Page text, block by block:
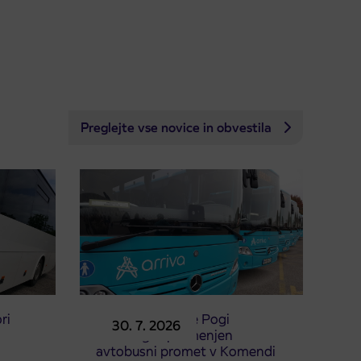
Preglejte vse novice in obvestila
30. 7. 2026
Zaradi prireditve Pogi
Challenge spremenjen
avtobusni promet v Komendi